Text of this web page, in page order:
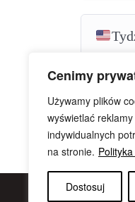
Cenimy
Używamy plików
wyświetlać
indywidualnych
na stronie.
Dostosuj